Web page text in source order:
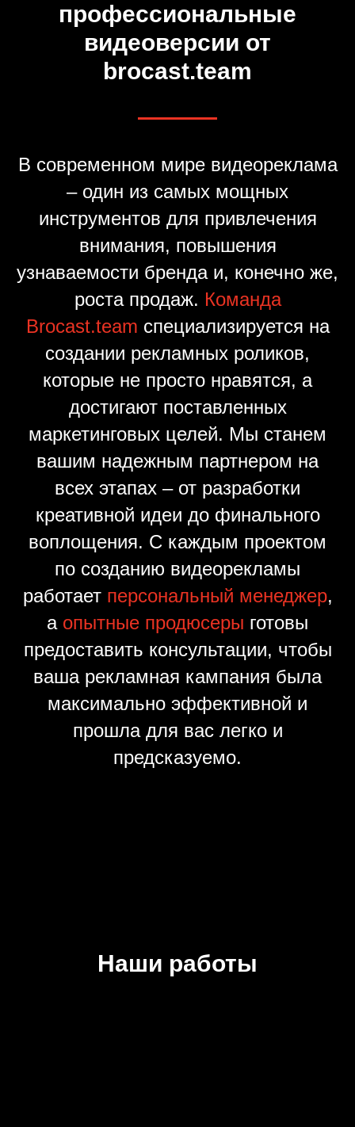
профессиональные
видеоверсии от
brocast.team
В современном мире видеореклама
– один из самых мощных
инструментов для привлечения
внимания, повышения
узнаваемости бренда и, конечно же,
роста продаж. Команда
Brocast.team специализируется на
создании рекламных роликов,
которые не просто нравятся, а
достигают поставленных
маркетинговых целей. Мы станем
вашим надежным партнером на
всех этапах – от разработки
креативной идеи до финального
воплощения. С каждым проектом
по созданию видеорекламы
работает персональный менеджер,
а опытные продюсеры готовы
предоставить консультации, чтобы
ваша рекламная кампания была
максимально эффективной и
прошла для вас легко и
предсказуемо.
Наши работы